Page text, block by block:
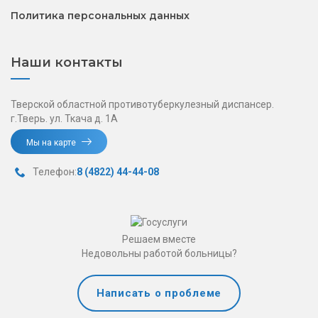
Политика персональных данных
Наши контакты
Тверской областной противотуберкулезный диспансер.
г.Тверь. ул. Ткача д. 1А
Мы на карте
Телефон:8 (4822) 44-44-08
Решаем вместе
Недовольны работой больницы?
Написать о проблеме